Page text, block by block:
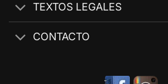
TEXTOS LEGALES
CONTACTO